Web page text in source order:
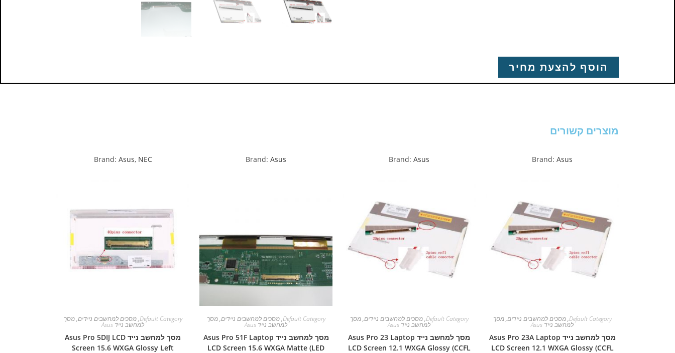
הוסף להצעת מחיר
מוצרים קשורים
Brand: Asus
Default Category
,מסכים למחשבים ניידים,מסך
למחשב נייד Asus
מסך למחשב נייד Asus Pro 23A Laptop
LCD Screen 12.1 WXGA Glossy (CCFL
Brand: Asus
Default Category
,מסכים למחשבים ניידים,מסך
למחשב נייד Asus
מסך למחשב נייד Asus Pro 23 Laptop
LCD Screen 12.1 WXGA Glossy (CCFL
Brand: Asus
Default Category
,מסכים למחשבים ניידים,מסך
למחשב נייד Asus
מסך למחשב נייד Asus Pro 51F Laptop
LCD Screen 15.6 WXGA Matte (LED
Brand: Asus, NEC
Default Category
,מסכים למחשבים ניידים,מסך
למחשב נייד Asus
מסך למחשב נייד Asus Pro 5DIJ LCD
Screen 15.6 WXGA Glossy Left